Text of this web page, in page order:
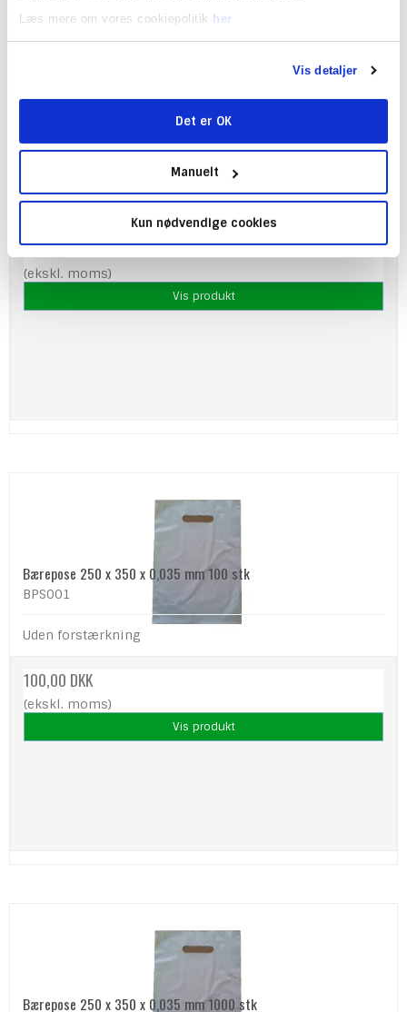
Læs mere om vores cookiepolitik
her
Vis detaljer
Det er OK
Manuelt
Kun nødvendige cookies
Brun papirspose med flad udvendig hank 26L i kraftigt
B: 32cm x D: 17cm x H: 40cm. xxx stk. pr. kasse.
1.345,00 DKK
(ekskl. moms)
Vis produkt
Bærepose 250 x 350 x 0,035 mm 100 stk
BPS001
Uden forstærkning
100,00 DKK
(ekskl. moms)
Vis produkt
Bærepose 250 x 350 x 0,035 mm 1000 stk